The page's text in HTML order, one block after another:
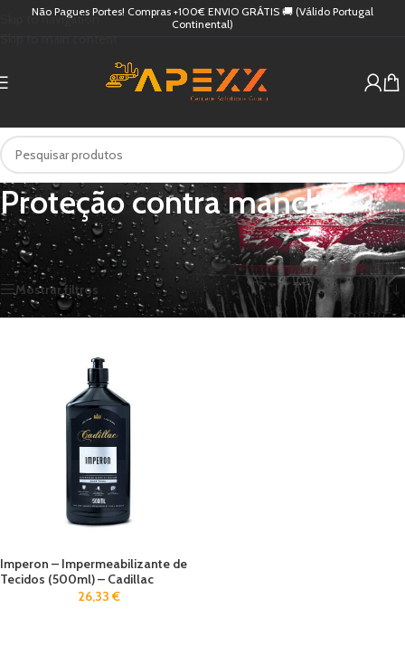
Skip to navigation
Não Pagues Portes! Compras +100€ ENVIO GRÁTIS 🚚 (Válido Portugal
Continental)
Proteção contra manchas
Início
Produtos etiquetados com “Proteção contra manchas”
Apenas um resultado
Mostrar filtros
Imperon – Impermeabilizante de
Tecidos (500ml) – Cadillac
26,33€